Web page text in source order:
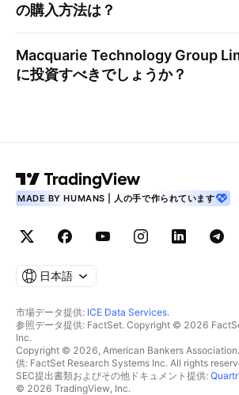
の購入方法は？
Macquarie Technology Group
に投資すべきでしょうか？
MADE BY HUMANS | 人の手で作られています
日本語
市場データ提供: ICE Data Services.
参照データ提供: FactSet. Copyright © 2026
Inc.
Copyright © 2026, American Bankers Association.
供: FactSet Research Systems Inc. All rights
SEC提出書類およびその他ドキュメント提供: Quartr
© 2026 TradingView, Inc.